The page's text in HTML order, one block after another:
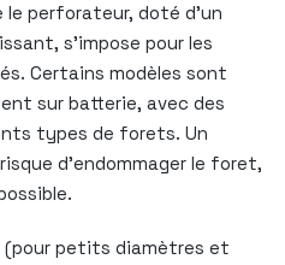
perforateur, doté d’un
s’impose pour les
Certains modèles sont
sur batterie, avec des
types de forets. Un
d’endommager le foret,
(pour petits diamètres et